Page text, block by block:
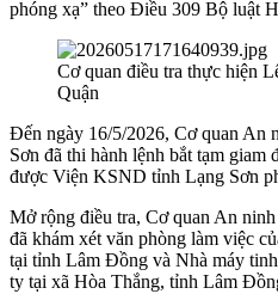
phóng xạ” theo Điều 309 Bộ luật
Cơ quan điều tra thực hiện
Quận
Đến ngày 16/5/2026, Cơ quan An
Sơn đã thi hành lệnh bắt tạm
được Viện KSND tỉnh Lạng Sơn
Mở rộng điều tra, Cơ quan An
đã khám xét văn phòng làm việc
tại tỉnh Lâm Đồng và Nhà máy
ty tại xã Hòa Thắng, tỉnh Lâm